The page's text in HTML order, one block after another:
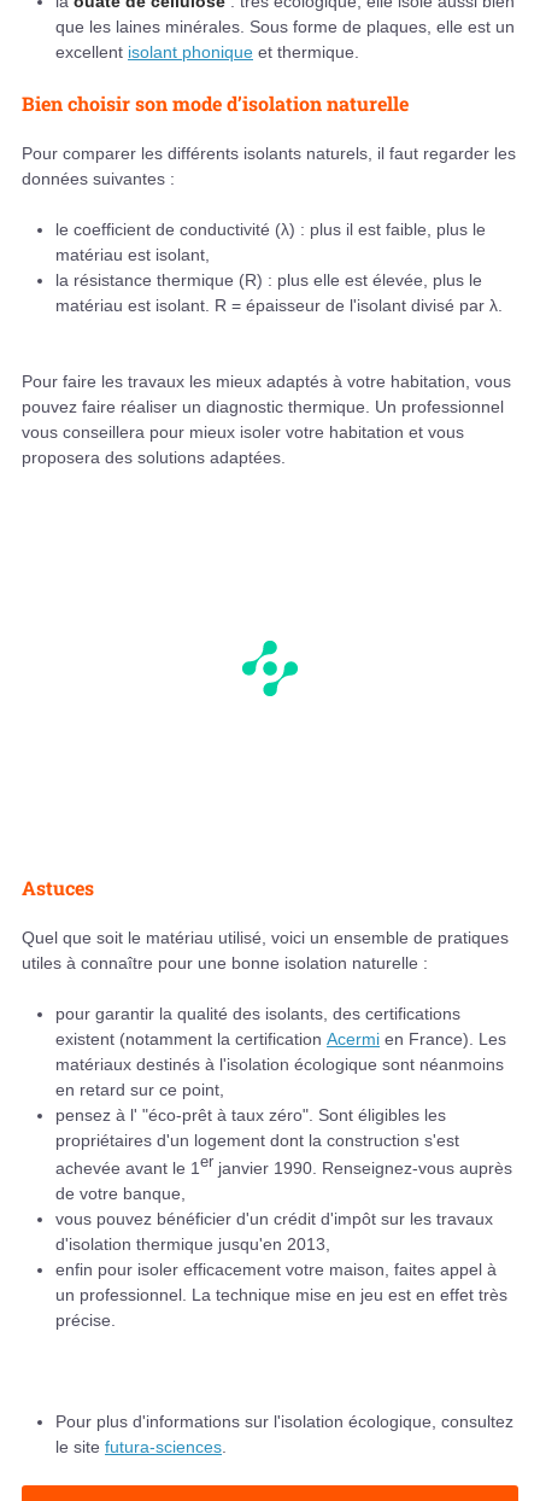
que les laines minérales. Sous forme de plaques, elle est un
excellent isolant phonique et thermique.
Bien choisir son mode d’isolation naturelle
Pour comparer les différents isolants naturels, il faut regarder les
données suivantes :
le coefficient de conductivité (λ) : plus il est faible, plus le
matériau est isolant,
la résistance thermique (R) : plus elle est élevée, plus le
matériau est isolant. R = épaisseur de l'isolant divisé par λ.
Pour faire les travaux les mieux adaptés à votre habitation, vous
pouvez faire réaliser un diagnostic thermique. Un professionnel
vous conseillera pour mieux isoler votre habitation et vous
proposera des solutions adaptées.
Astuces
Quel que soit le matériau utilisé, voici un ensemble de pratiques
utiles à connaître pour une bonne isolation naturelle :
pour garantir la qualité des isolants, des certifications
existent (notamment la certification Acermi en France). Les
matériaux destinés à l'isolation écologique sont néanmoins
en retard sur ce point,
pensez à l' "éco-prêt à taux zéro". Sont éligibles les
propriétaires d'un logement dont la construction s'est
achevée avant le 1 er janvier 1990. Renseignez-vous auprès
de votre banque,
vous pouvez bénéficier d'un crédit d'impôt sur les travaux
d'isolation thermique jusqu'en 2013,
enfin pour isoler efficacement votre maison, faites appel à
un professionnel. La technique mise en jeu est en effet très
précise.
Pour plus d'informations sur l'isolation écologique, consultez
le site futura-sciences